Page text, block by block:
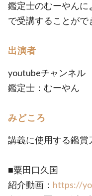
鑑定士のむーやん
で受講することがで
出演者
youtubeチャンネル
鑑定士：むーやん
みどころ
講義に使用する鑑賞
■粟田口久国
紹介動画： https://